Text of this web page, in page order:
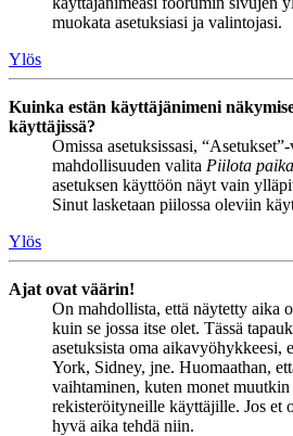
muokata asetuksiasi ja valintojasi.
Ylös
Kuinka estän käyttäjänimeni
käyttäjissä?
Omissa asetuksissasi,
mahdollisuuden valita Piilota
asetuksen käyttöön näyt vain
Sinut lasketaan piilossa oleviin
Ylös
Ajat ovat väärin!
On mahdollista, että näytetty aika
kuin se jossa itse olet. Tässä
asetuksista oma
York, Sidney, jne. Huomaathan,
vaihtaminen, kuten monet muutkin
rekisteröityneille käyttäjille. Jos et
hyvä aika tehdä niin.